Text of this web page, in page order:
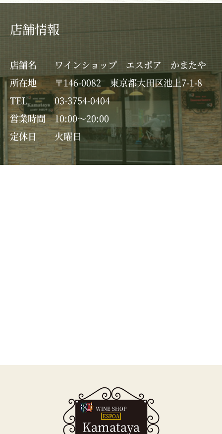
店舗情報
店舗名
ワインショップ エスポア かまたや
所在地
〒146-0082 東京都大田区池上7-1-8
TEL
03-3754-0404
営業時間
10:00～20:00
定休日
火曜日
WINE SHOP
ESPOA
Kamataya